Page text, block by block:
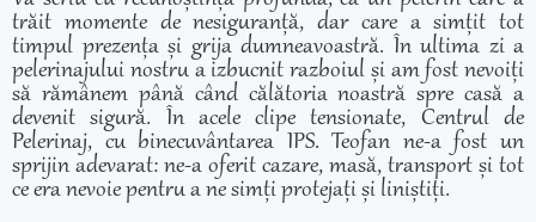
trăit momente de nesiguranță, dar care a simțit tot
timpul prezența și grija dumneavoastră. În ultima zi a
pelerinajului nostru a izbucnit razboiul și am fost nevoiți
să rămânem până când călătoria noastră spre casă a
devenit sigură. În acele clipe tensionate, Centrul de
Pelerinaj, cu binecuvântarea IPS. Teofan ne-a fost un
sprijin adevarat: ne-a oferit cazare, masă, transport și tot
ce era nevoie pentru a ne simți protejați și liniștiți.